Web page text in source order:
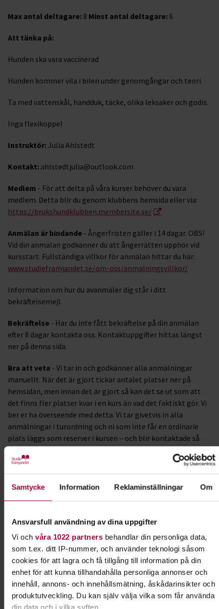
Samtycke Information Reklaminställningar Om
Ansvarsfull användning av dina uppgifter
Vi och våra 1022 partnersbehandlar din personliga data,
som t.ex. ditt IP-nummer, och använder teknologi såsom
cookies för att lagra och få tillgång till information på din
enhet för att kunna tillhandahålla personliga annonser och
innehåll, annons- och innehållsmätning, åskådarinsikter och
produktutveckling. Du kan själv välja vilka som får använda
din data och i vilka syften.
Max antal deltagare: 8 Minst antal deltagare: 6
Att tänka på:
Hunden ska vara vaccinerad
Hunden kommer vila i bilen under genomgångar och teori.
Ta med vattenskål, handduk, täcke, olika leksaker och godis.
Inga flexikoppel
Instruktör:Julia Ahlstedt
Kontakt: ahlstedtjulia@outlook.com
Medlem - För att delta på våra kurser behöver du vara
medlem. Detta blir du genom klubbens hemsida eller via:
https://brukshundklubben.membersite.se/
Anmälan är bindande - Ångerfristen gäller i 14 dagar. OBS!
Vid din anmälan godkänner du att ångerrätten upphör vid
kursstart. Fullständiga villkor för anmälan hittar du här:
www.studieframjandet.se/om-oss/anmalningsvillkor/
Information om hur du avanmäler dig står i ditt
bekräftelsemejl.
Bekräftelse - Har du inte fått bekräftelse på din anmälan
efter 8 dagar kontakta oss. Kontaktuppgifter hittas längst
ner på denna sida.
Bra att veta - Vi tar in och godkänner alla anmälningar
manuellt. När det är gjort tickar antalet platser ner på
hemsidan, men innan det är gjort så kan det se ut som att
det finns fler platser kvar i en kurs än vad det faktiskt gör. Vi
ber er ha överseende med detta. Vi tar givetvis in alla
anmälningar i turordning och ni som inte får en ordinarie
plats läggs som reserver i kursen – och blir kontaktade så
lägger ut en ny liknande kurs.
Välkomna!
Julia Ahlstedt
I samarbete med
SBK Eksjö Brukshundklubb
Kontakt